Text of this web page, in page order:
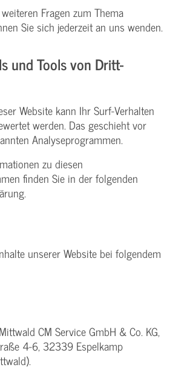
Fragen zum Thema
Sie sich jederzeit an uns wenden.
und Tools von Dritt­
Website kann Ihr Surf-Verhalten
werden. Das geschieht vor
Analyseprogrammen.
zu diesen
finden Sie in der folgenden
unserer Website bei folgendem
CM Service GmbH & Co. KG,
4-6, 32339 Espelkamp